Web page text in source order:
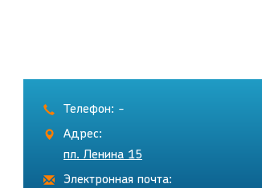
Телефон: -
Адрес:
пл. Ленина 15
Электронная почта: